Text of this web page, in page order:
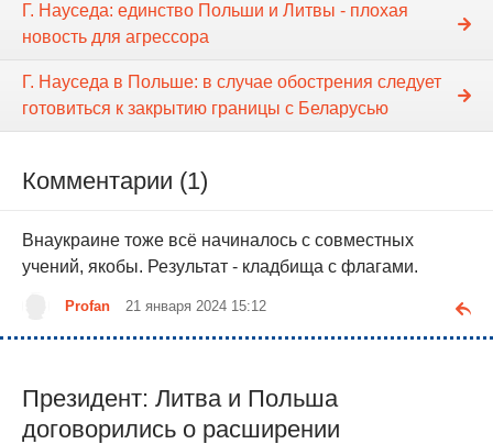
Г. Науседа: единство Польши и Литвы - плохая
новость для агрессора
Г. Науседа в Польше: в случае обострения следует
готовиться к закрытию границы с Беларусью
Комментарии (1)
Внаукраине тоже всё начиналось с совместных
учений, якобы. Результат - кладбища с флагами.
Profan 21 января 2024 15:12
Президент: Литва и Польша
договорились о расширении